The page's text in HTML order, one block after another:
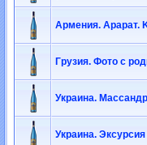
Армения. Арарат.
Грузия. Фото с
Украина.
Украина.